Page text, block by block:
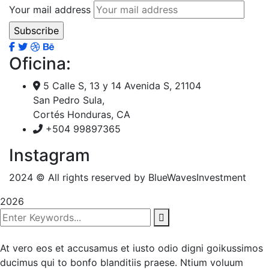
Your mail address
Oficina:
5 Calle S, 13 y 14 Avenida S, 21104
San Pedro Sula,
Cortés Honduras, CA
+504 99897365
Instagram
2024 © All rights reserved by BlueWavesInvestment
2026
At vero eos et accusamus et iusto odio digni goikussimos
ducimus qui to bonfo blanditiis praese. Ntium voluum